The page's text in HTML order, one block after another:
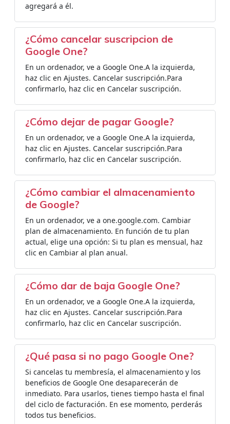
agregará a él.
¿Cómo cancelar suscripcion de
Google One?
En un ordenador, ve a Google One.A la izquierda,
haz clic en Ajustes. Cancelar suscripción.Para
confirmarlo, haz clic en Cancelar suscripción.
¿Cómo dejar de pagar Google?
En un ordenador, ve a Google One.A la izquierda,
haz clic en Ajustes. Cancelar suscripción.Para
confirmarlo, haz clic en Cancelar suscripción.
¿Cómo cambiar el almacenamiento
de Google?
En un ordenador, ve a one.google.com. Cambiar
plan de almacenamiento. En función de tu plan
actual, elige una opción: Si tu plan es mensual, haz
clic en Cambiar al plan anual.
¿Cómo dar de baja Google One?
En un ordenador, ve a Google One.A la izquierda,
haz clic en Ajustes. Cancelar suscripción.Para
confirmarlo, haz clic en Cancelar suscripción.
¿Qué pasa si no pago Google One?
Si cancelas tu membresía, el almacenamiento y los
beneficios de Google One desaparecerán de
inmediato. Para usarlos, tienes tiempo hasta el final
del ciclo de facturación. En ese momento, perderás
todos tus beneficios.